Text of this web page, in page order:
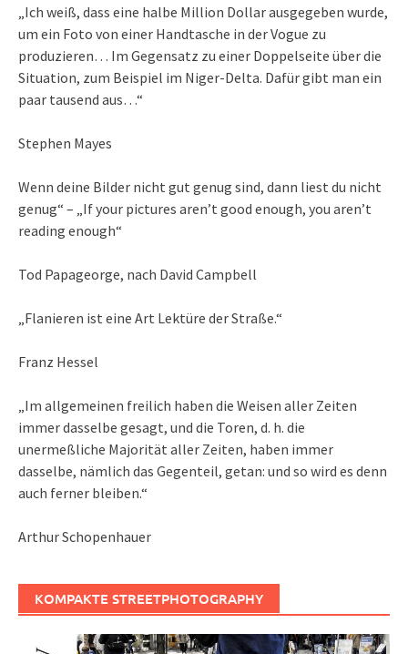
„Ich weiß, dass eine halbe Million Dollar ausgegeben wurde,
um ein Foto von einer Handtasche in der Vogue zu
produzieren… Im Gegensatz zu einer Doppelseite über die
Situation, zum Beispiel im Niger-Delta. Dafür gibt man ein
paar tausend aus…“
Stephen Mayes
Wenn deine Bilder nicht gut genug sind, dann liest du nicht
genug“ – „If your pictures aren’t good enough, you aren’t
reading enough“
Tod Papageorge, nach David Campbell
„Flanieren ist eine Art Lektüre der Straße.“
Franz Hessel
„Im allgemeinen freilich haben die Weisen aller Zeiten
immer dasselbe gesagt, und die Toren, d. h. die
unermeßliche Majorität aller Zeiten, haben immer
dasselbe, nämlich das Gegenteil, getan: und so wird es denn
auch ferner bleiben.“
Arthur Schopenhauer
KOMPAKTE STREETPHOTOGRAPHY